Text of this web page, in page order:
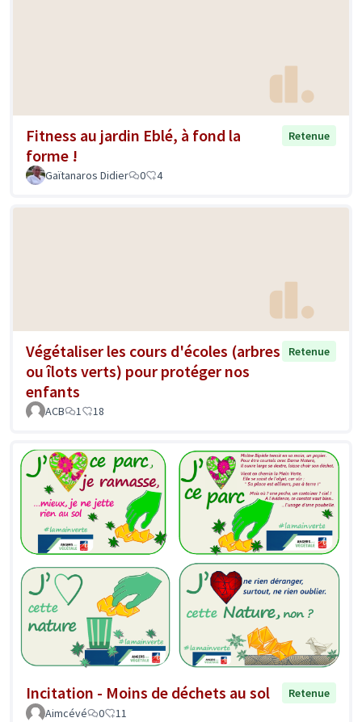
Fitness au jardin Eblé, à fond la
forme !
Retenue
Gaïtanaros Didier 0 4
Végétaliser les cours d'écoles (arbres
ou îlots verts) pour protéger nos
enfants
Retenue
ACB 1 18
Incitation - Moins de déchets au sol
Retenue
Aimcévé
0 11